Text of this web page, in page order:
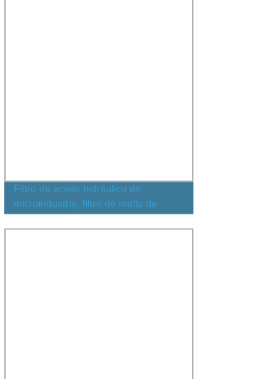
Filtro de aceite hidráulico de
microindustria, filtro de malla de